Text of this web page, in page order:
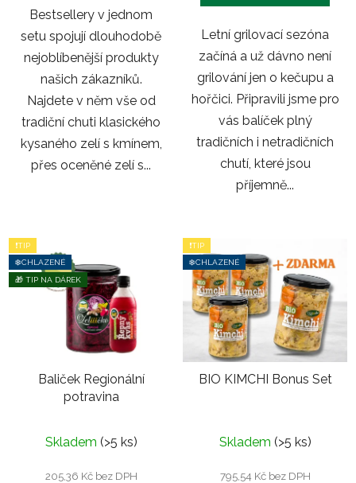
Bestsellery v jednom
setu spojují dlouhodobě
nejoblíbenější produkty
našich zákazníků.
Najdete v něm vše od
tradiční chuti klasického
kysaného zelí s kmínem,
přes oceněné zelí s...
Letní grilovací sezóna
začíná a už dávno není
grilování jen o kečupu a
hořčici. Připravili jsme pro
vás balíček plný
tradičních i netradičních
chutí, které jsou
příjemně...
❗TIP
❄️CHLAZENÉ
🎁 TIP NA DÁREK
Baliček Regionální
potravina
Skladem (>5 ks)
205,36 Kč bez DPH
❗TIP
❄️CHLAZENÉ
BIO KIMCHI Bonus Set
Skladem (>5 ks)
795,54 Kč bez DPH